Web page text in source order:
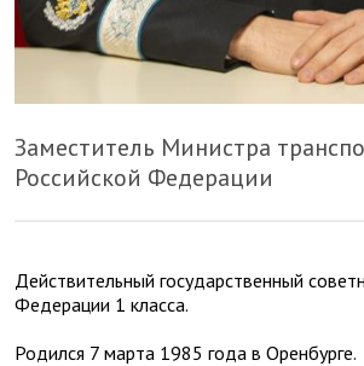
Заместитель Министра
Российской Федерации
Действительный государственный
Федерации 1 класса.
Родился 7 марта 1985 года в Оренбурге.